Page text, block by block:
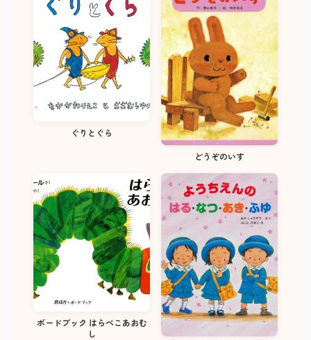
ぐりとぐら
どうぞのいす
ボードブック はらぺこあおむ
し